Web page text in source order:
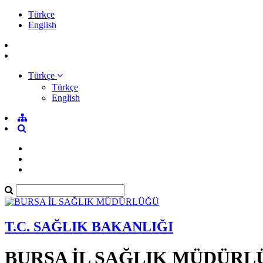
Türkçe
English
Türkçe
Türkçe
English
T.C. SAĞLIK BAKANLIĞI
BURSA İL SAĞLIK